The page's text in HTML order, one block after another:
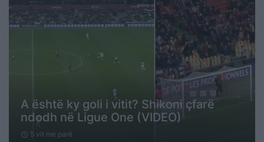
A është ky goli i vitit? Shikoni çfarë
ndodh në Ligue One (VIDEO)
schedule 5 vit me parë